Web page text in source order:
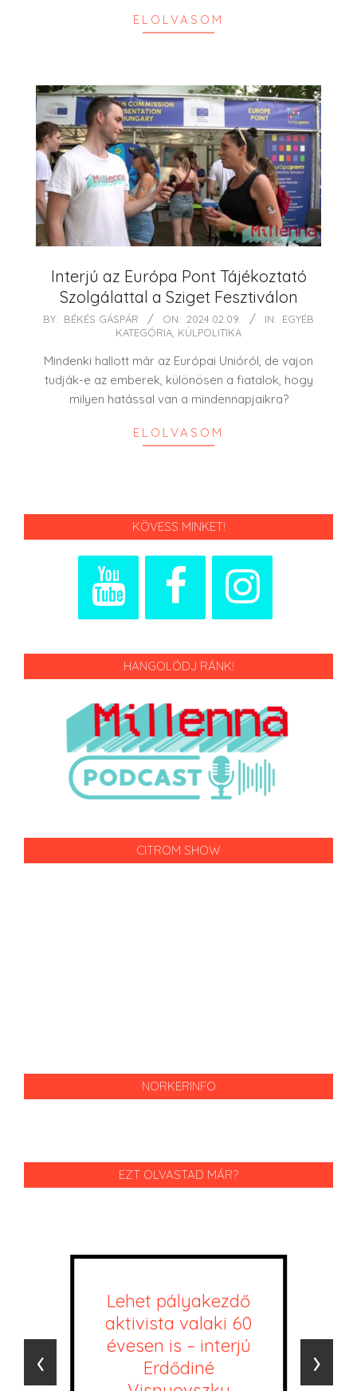
ELOLVASOM
Interjú az Európa Pont Tájékoztató
Szolgálattal a Sziget Fesztiválon
2024-
09
BY: BÉKÉS GÁSPÁR ON: 2024.02.09. IN: EGYÉB
KATEGÓRIA KÜLPOLITIKA
Mindenki hallott már az Európai Unióról, de vajon
tudják-e az emberek, különösen a fiatalok, hogy
milyen hatással van a mindennapjaikra?
ELOLVASOM
KÖVESS MINKET!
HANGOLÓDJ RÁNK!
CITROM SHOW
NORKERINFO
EZT OLVASTAD MÁR?
Lehet pályakezdő
aktivista valaki 60
évesen is – interjú
Erdődiné
‹ ›